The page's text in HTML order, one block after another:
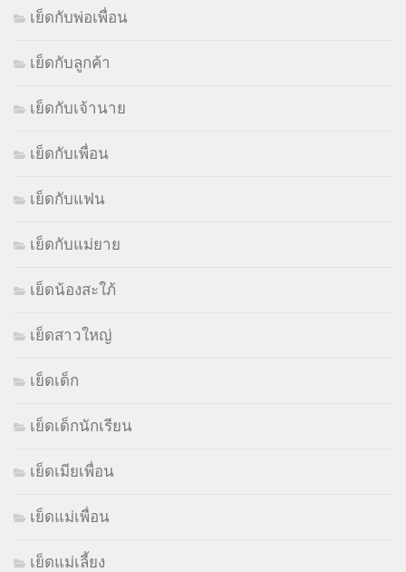
เย็ดกับพ่อเพื่อน
เย็ดกับลูกค้า
เย็ดกับเจ้านาย
เย็ดกับเพื่อน
เย็ดกับแฟน
เย็ดกับแม่ยาย
เย็ดน้องสะใภ้
เย็ดสาวใหญ่
เย็ดเด็ก
เย็ดเด็กนักเรียน
เย็ดเมียเพื่อน
เย็ดแม่เพื่อน
เย็ดแม่เลี้ยง